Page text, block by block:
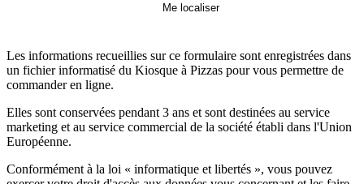
Me localiser
Les informations recueillies sur ce formulaire sont enregistrées dans
un fichier informatisé du Kiosque à Pizzas pour vous permettre de
commander en ligne.
Elles sont conservées pendant 3 ans et sont destinées au service
marketing et au service commercial de la société établi dans l'Union
Européenne.
Conformément à la loi « informatique et libertés », vous pouvez